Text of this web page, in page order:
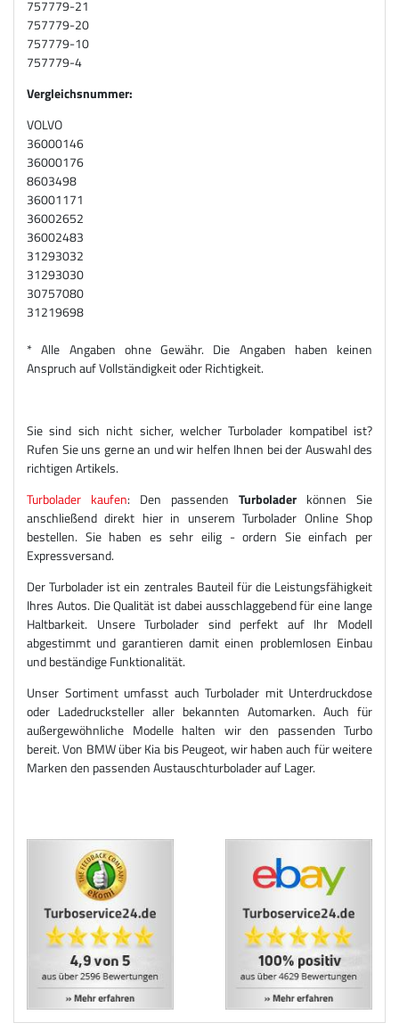
757779-21
757779-20
757779-10
757779-4
Vergleichsnummer:
VOLVO
36000146
36000176
8603498
36001171
36002652
36002483
31293032
31293030
30757080
31219698
* Alle Angaben ohne Gewähr. Die Angaben haben keinen
Anspruch auf Vollständigkeit oder Richtigkeit.
Sie sind sich nicht sicher, welcher Turbolader kompatibel ist?
Rufen Sie uns gerne an und wir helfen Ihnen bei der Auswahl des
richtigen Artikels.
Turbolader kaufen: Den passenden Turbolader können Sie
anschließend direkt hier in unserem Turbolader Online Shop
bestellen. Sie haben es sehr eilig - ordern Sie einfach per
Expressversand.
Der Turbolader ist ein zentrales Bauteil für die Leistungsfähigkeit
Ihres Autos. Die Qualität ist dabei ausschlaggebend für eine lange
Haltbarkeit. Unsere Turbolader sind perfekt auf Ihr Modell
abgestimmt und garantieren damit einen problemlosen Einbau
und beständige Funktionalität.
Unser Sortiment umfasst auch Turbolader mit Unterdruckdose
oder Ladedrucksteller aller bekannten Automarken. Auch für
außergewöhnliche Modelle halten wir den passenden Turbo
bereit. Von BMW über Kia bis Peugeot, wir haben auch für weitere
Marken den passenden Austauschturbolader auf Lager.